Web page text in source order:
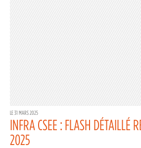
LE 31 MARS 2025
INFRA CSEE : FLASH DÉTAILLÉ
2025